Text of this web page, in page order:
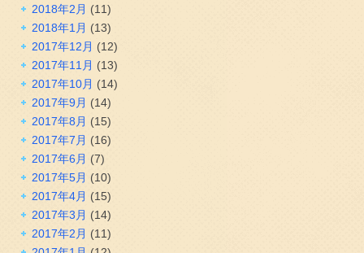
2018年2月 (11)
2018年1月 (13)
2017年12月 (12)
2017年11月 (13)
2017年10月 (14)
2017年9月 (14)
2017年8月 (15)
2017年7月 (16)
2017年6月 (7)
2017年5月 (10)
2017年4月 (15)
2017年3月 (14)
2017年2月 (11)